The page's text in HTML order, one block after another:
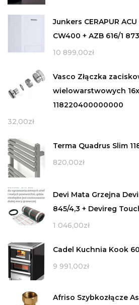
Junkers CERAPUR
CW400 + AZB 616/1
10 899,00zł
Vasco Złączka
wielowarstwowych
118220400000000
32,00zł
Terma Quadrus Slim
820,00zł
Devi Mata Grzejna
845/4,3 + Devireg
1 046,00zł
Cadel Kuchnia Kook 60
9 991,00zł
Afriso Szybkozłącze